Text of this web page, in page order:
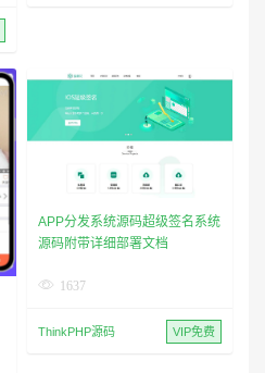
APP分发系统源码超级签名系统
源码附带详细部署文档
1637
ThinkPHP源码 VIP免费